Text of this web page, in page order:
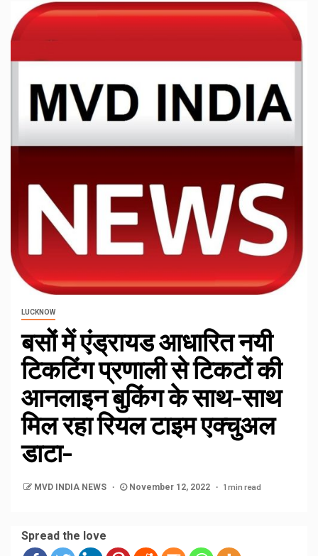
LUCKNOW
बसों में एंड्रायड आधारित नयी
टिकटिंग प्रणाली से टिकटों की
आनलाइन बुकिंग के साथ-साथ
मिल रहा रियल टाइम एक्चुअल
डाटा-
MVD INDIA NEWS November 12, 2022 1 min read
Spread the love